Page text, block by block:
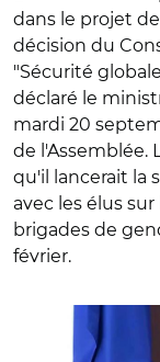
dans le projet
décision du
"Sécurité
déclaré le
mardi 20
de l'Assemblée.
qu'il lancerait la
avec les élus
brigades de
février.